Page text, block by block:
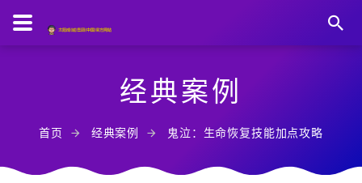
经典案例
首页 经典案例 鬼泣：生命恢复技能加点攻略